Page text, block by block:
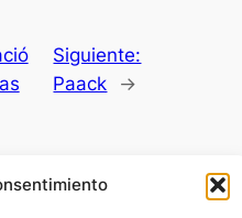
Siguiente:
Paack
→